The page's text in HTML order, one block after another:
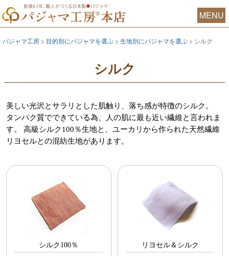
MENU
パジャマ工房 目的別にパジャマを選ぶ 生地別にパジャマを選ぶ シルク
シルク
美しい光沢とサラリとした肌触り、落ち感が特徴のシルク。
タンパク質でできている為、人の肌に最も近い繊維と言われま
す。 高級シルク100％生地と、ユーカリから作られた天然繊維
リヨセルとの混紡生地があります。
シルク100％ リヨセル＆シルク